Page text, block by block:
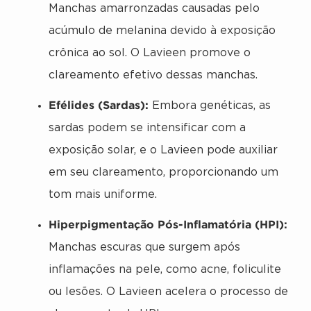
Manchas amarronzadas causadas pelo
acúmulo de melanina devido à exposição
crônica ao sol. O Lavieen promove o
clareamento efetivo dessas manchas.
Efélides (Sardas): Embora genéticas, as
sardas podem se intensificar com a
exposição solar, e o Lavieen pode auxiliar
em seu clareamento, proporcionando um
tom mais uniforme.
Hiperpigmentação Pós-Inflamatória (HPI):
Manchas escuras que surgem após
inflamações na pele, como acne, foliculite
ou lesões. O Lavieen acelera o processo de